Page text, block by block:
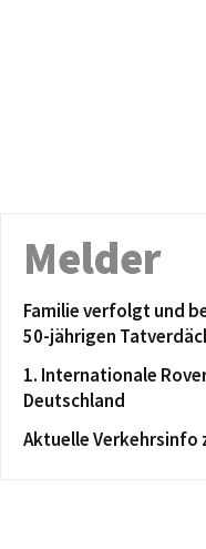
Melder
Familie verfolgt und
50-jährigen
1. Internationale
Deutschland
Aktuelle Verkehrsinfo